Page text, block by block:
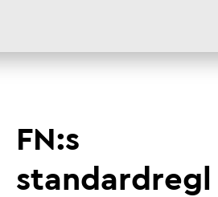
FN:s
standardregl